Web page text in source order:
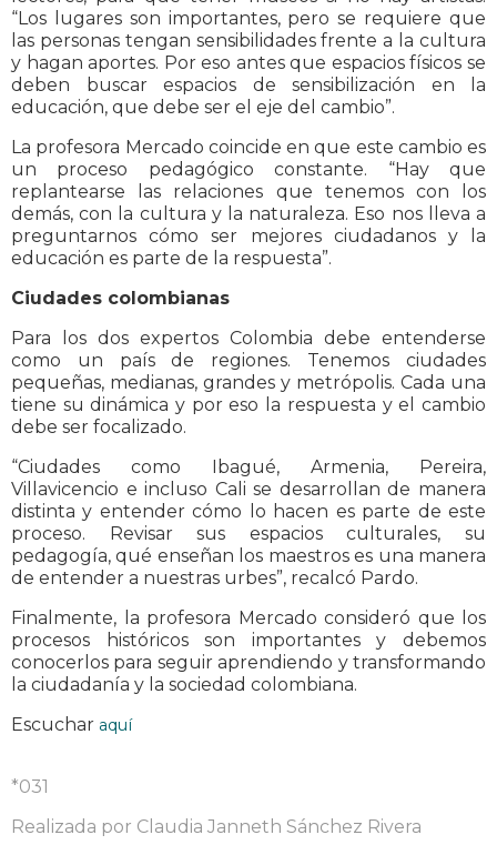
“Los lugares son importantes, pero se requiere que
las personas tengan sensibilidades frente a la cultura
y hagan aportes. Por eso antes que espacios físicos se
deben buscar espacios de sensibilización en la
educación, que debe ser el eje del cambio”.
La profesora Mercado coincide en que este cambio es
un proceso pedagógico constante. “Hay que
replantearse las relaciones que tenemos con los
demás, con la cultura y la naturaleza. Eso nos lleva a
preguntarnos cómo ser mejores ciudadanos y la
educación es parte de la respuesta”.
Ciudades colombianas
Para los dos expertos Colombia debe entenderse
como un país de regiones. Tenemos ciudades
pequeñas, medianas, grandes y metrópolis. Cada una
tiene su dinámica y por eso la respuesta y el cambio
debe ser focalizado.
“Ciudades como Ibagué, Armenia, Pereira,
Villavicencio e incluso Cali se desarrollan de manera
distinta y entender cómo lo hacen es parte de este
proceso. Revisar sus espacios culturales, su
pedagogía, qué enseñan los maestros es una manera
de entender a nuestras urbes”, recalcó Pardo.
Finalmente, la profesora Mercado consideró que los
procesos históricos son importantes y debemos
conocerlos para seguir aprendiendo y transformando
la ciudadanía y la sociedad colombiana.
Escuchar aquí
*031
Realizada por Claudia Janneth Sánchez Rivera